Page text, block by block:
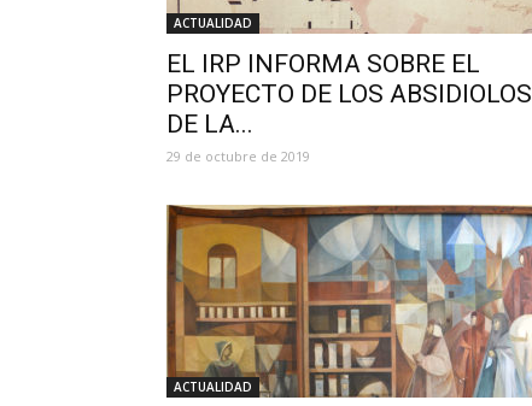
ACTUALIDAD
EL IRP INFORMA SOBRE EL
PROYECTO DE LOS ABSIDIOLOS
DE LA...
29 de octubre de 2019
ACTUALIDAD